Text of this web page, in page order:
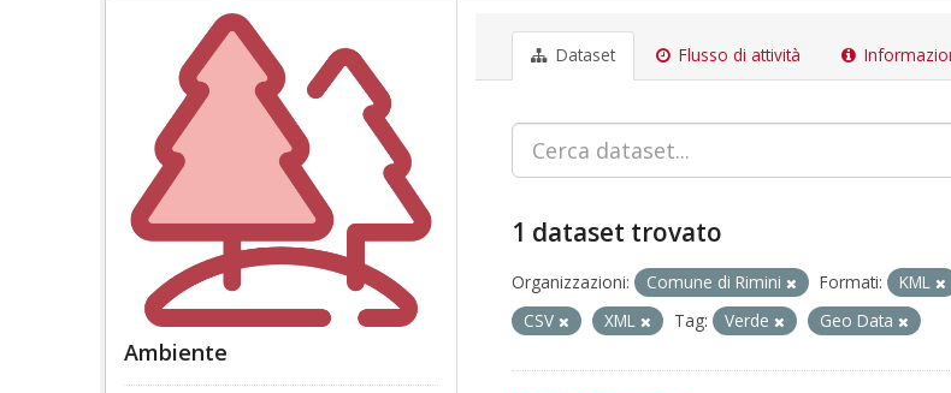
Ambiente
Dataset Flusso di attività
1 dataset trovato
Organizzazioni: Comune di Rimini Formati: KML
CSV
XML Tag: Verde Geo Data